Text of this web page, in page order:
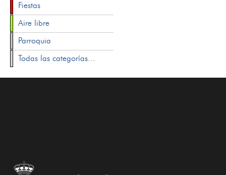
Fiestas
Aire libre
Parroquia
Todas las categorías...